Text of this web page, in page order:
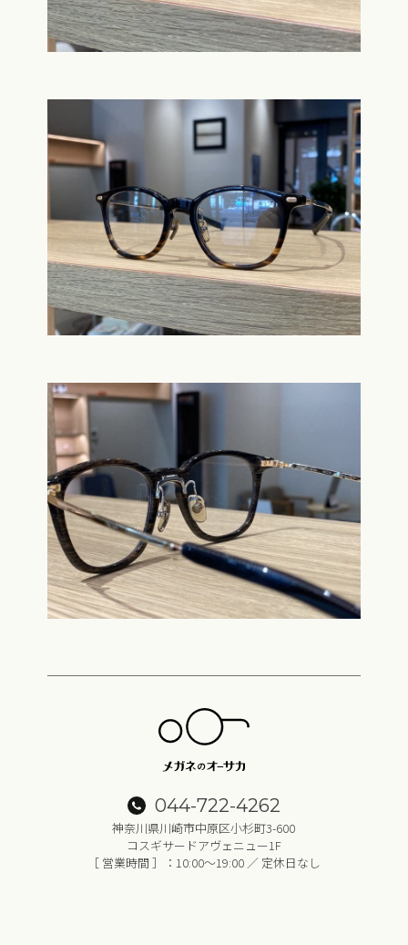
044-722-4262
神奈川県川崎市中原区小杉町3-600
コスギサードアヴェニュー1F
［ 営業時間 ］：10:00～19:00 ／ 定休日なし